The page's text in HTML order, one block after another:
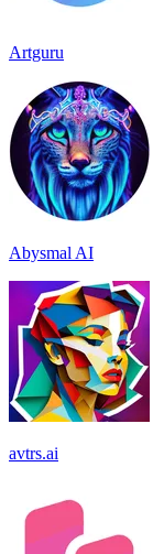
Artguru
Abysmal AI
avtrs.ai